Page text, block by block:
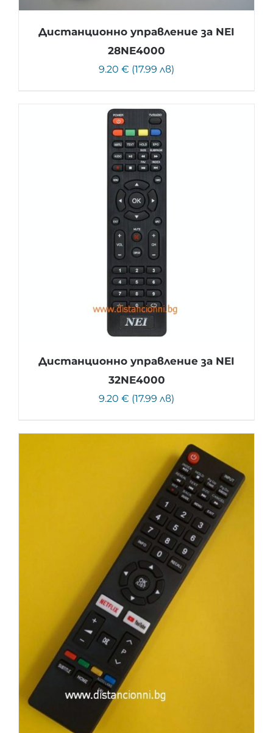
Дистанционно управление за NEI
28NE4000
9.20 € (17.99 лв)
Дистанционно управление за NEI
32NE4000
9.20 € (17.99 лв)